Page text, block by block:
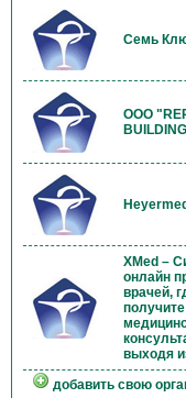
Семь
OOO
XMed –
онлайн
врачей,
получите
выходя
добавить свою